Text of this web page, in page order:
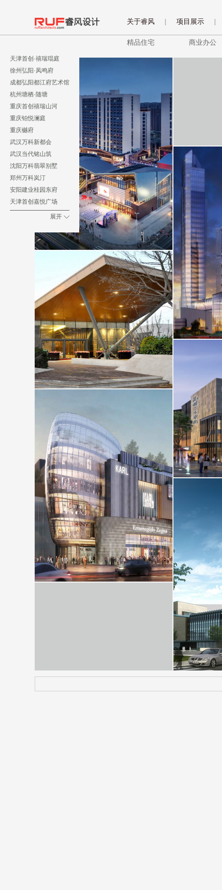
关于睿风 | 项目展示
精品住宅 商业办公
|
天津首创·禧瑞琨庭
徐州弘阳·凤鸣府
成都弘阳都江府艺术馆
杭州塘栖·随塘
重庆首创禧瑞山河
重庆铂悦澜庭
重庆樾府
武汉万科新都会
武汉当代铭山筑
沈阳万科翡翠别墅
郑州万科岚汀
安阳建业桂园东府
天津首创嘉悦广场
展开